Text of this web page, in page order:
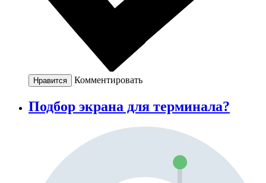
Нравится Комментировать
Подбор экрана для терминала?